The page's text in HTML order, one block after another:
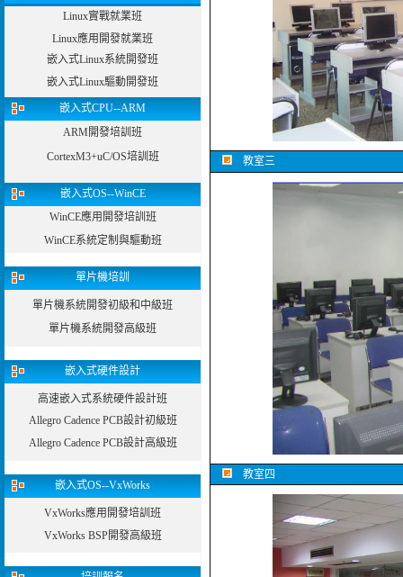
Linux實戰就業班
Linux應用開發就業班
嵌入式Linux系統開發班
嵌入式Linux驅動開發班
嵌入式CPU--ARM
ARM開發培訓班
CortexM3+uC/OS培訓班
嵌入式OS--WinCE
WinCE應用開發培訓班
WinCE系統定制與驅動班
單片機培訓
單片機系統開發初級和中級班
單片機系統開發高級班
嵌入式硬件設計
高速嵌入式系統硬件設計班
Allegro Cadence PCB設計初級班
Allegro Cadence PCB設計高級班
嵌入式OS--VxWorks
VxWorks應用開發培訓班
VxWorks BSP開發高級班
教室三
教室四